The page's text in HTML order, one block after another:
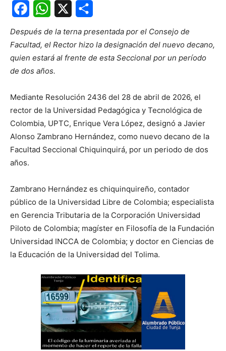
Después de la terna presentada por el Consejo de
Facultad, el Rector hizo la designación del nuevo decano,
quien estará al frente de esta Seccional por un período
de dos años.
Mediante Resolución 2436 del 28 de abril de 2026, el
rector de la Universidad Pedagógica y Tecnológica de
Colombia, UPTC, Enrique Vera López, designó a Javier
Alonso Zambrano Hernández, como nuevo decano de la
Facultad Seccional Chiquinquirá, por un periodo de dos
años.
Zambrano Hernández es chiquinquireño, contador
público de la Universidad Libre de Colombia; especialista
en Gerencia Tributaria de la Corporación Universidad
Piloto de Colombia; magíster en Filosofía de la Fundación
Universidad INCCA de Colombia; y doctor en Ciencias de
la Educación de la Universidad del Tolima.